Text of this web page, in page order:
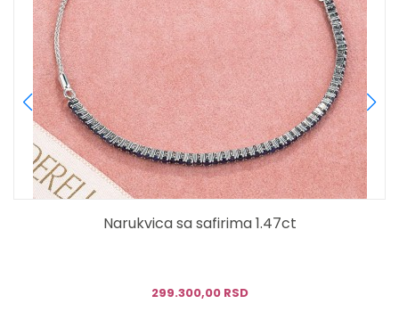
Narukvica sa safirima 1.47ct
299.300,00 RSD